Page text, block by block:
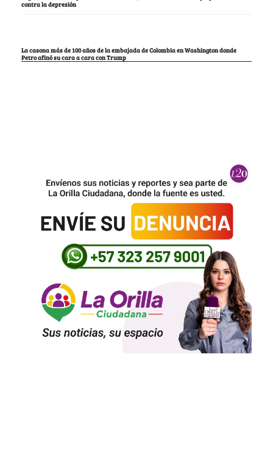
contra la depresión
La casona más de 100 años de la embajada de Colombia en Washington donde
Petro afinó su cara a cara con Trump